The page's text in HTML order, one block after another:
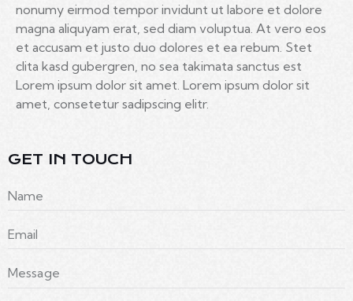
nonumy eirmod tempor invidunt ut labore et dolore
magna aliquyam erat, sed diam voluptua. At vero eos
et accusam et justo duo dolores et ea rebum. Stet
clita kasd gubergren, no sea takimata sanctus est
Lorem ipsum dolor sit amet. Lorem ipsum dolor sit
amet, consetetur sadipscing elitr.
GET IN TOUCH